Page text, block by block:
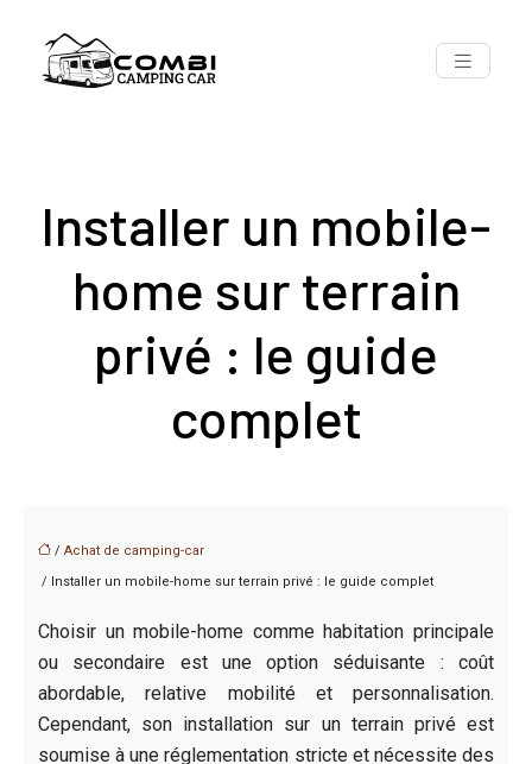
Installer un mobile-
home sur terrain
privé : le guide
complet
/ Achat de camping-car
/ Installer un mobile-home sur terrain privé : le guide complet
Choisir un mobile-home comme habitation principale
ou secondaire est une option séduisante : coût
abordable, relative mobilité et personnalisation.
Cependant, son installation sur un terrain privé est
soumise à une réglementation stricte et nécessite des